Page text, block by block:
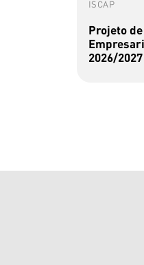
ISCAP
Projeto
2026/2027